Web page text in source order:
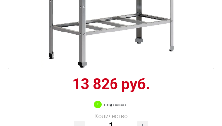
13 826 руб.
под заказ
Количество